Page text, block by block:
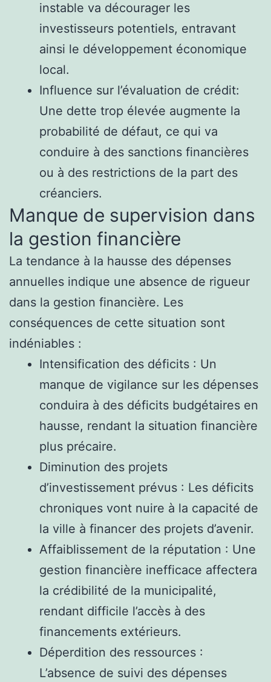
instable va décourager les
investisseurs potentiels, entravant
ainsi le développement économique
local.
Influence sur l’évaluation de crédit:
Une dette trop élevée augmente la
probabilité de défaut, ce qui va
conduire à des sanctions financières
ou à des restrictions de la part des
créanciers.
Manque de supervision dans
la gestion financière
La tendance à la hausse des dépenses
annuelles indique une absence de rigueur
dans la gestion financière. Les
conséquences de cette situation sont
indéniables :
Intensification des déficits : Un
manque de vigilance sur les dépenses
conduira à des déficits budgétaires en
hausse, rendant la situation financière
plus précaire.
Diminution des projets
d’investissement prévus : Les déficits
chroniques vont nuire à la capacité de
la ville à financer des projets d’avenir.
Affaiblissement de la réputation : Une
gestion financière inefficace affectera
la crédibilité de la municipalité,
rendant difficile l’accès à des
financements extérieurs.
Déperdition des ressources :
L’absence de suivi des dépenses